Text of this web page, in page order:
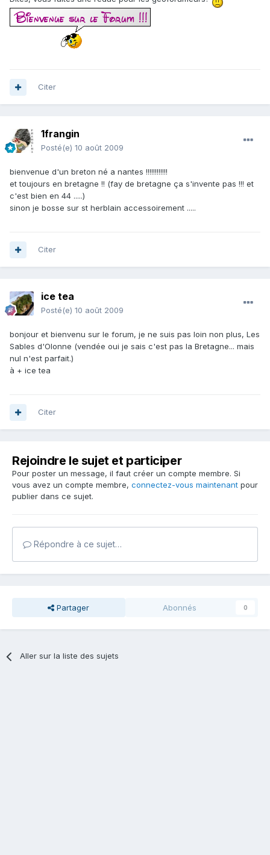
Citer
1frangin
Posté(e) 10 août 2009
bienvenue d'un breton né a nantes !!!!!!!!!!!!
et toujours en bretagne !! (fay de bretagne ça s'invente pas !!! et
c'est bien en 44 .....)
sinon je bosse sur st herblain accessoirement .....
Citer
ice tea
Posté(e) 10 août 2009
bonjour et bienvenu sur le forum, je ne suis pas loin non plus, Les
Sables d'Olonne (vendée oui je sais c'est pas la Bretagne... mais
nul n'est parfait.)
à + ice tea
Citer
Rejoindre le sujet et participer
Pour poster un message, il faut créer un compte membre. Si
vous avez un compte membre, connectez-vous maintenant pour
publier dans ce sujet.
Répondre à ce sujet…
Partager Abonnés 0
Aller sur la liste des sujets